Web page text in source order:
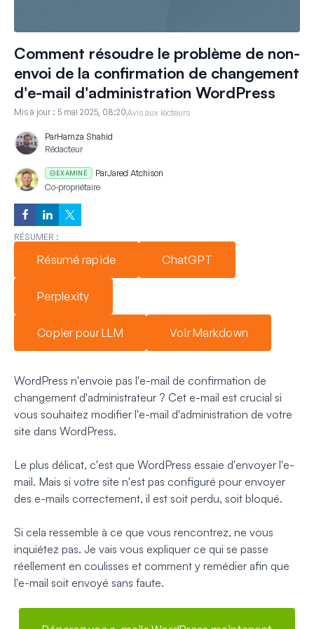
Comment résoudre le problème de non-
envoi de la confirmation de changement
d'e-mail d'administration WordPress
Mis à jour : 5 mai 2025, 08:20 Avis aux lecteurs
ParHamza Shahid
Rédacteur
EXAMINÉ ParJared Atchison
Co-propriétaire
RÉSUMER :
Résumé rapide ChatGPT
Perplexity
Copier pour LLM Voir Markdown
WordPress n'envoie pas l'e-mail de confirmation de
changement d'administrateur ? Cet e-mail est crucial si
vous souhaitez modifier l'e-mail d'administration de votre
site dans WordPress.
Le plus délicat, c'est que WordPress essaie d'envoyer l'e-
mail. Mais si votre site n'est pas configuré pour envoyer
des e-mails correctement, il est soit perdu, soit bloqué.
Si cela ressemble à ce que vous rencontrez, ne vous
inquiétez pas. Je vais vous expliquer ce qui se passe
réellement en coulisses et comment y remédier afin que
l'e-mail soit envoyé sans faute.